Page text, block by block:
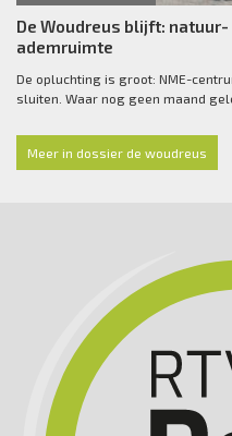
De Woudreus blijft:
ademruimte
De opluchting is groot: NME-
sluiten. Waar nog geen maand
Meer in dossier de woudreus